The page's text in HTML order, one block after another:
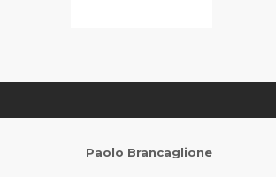
Paolo Brancaglione